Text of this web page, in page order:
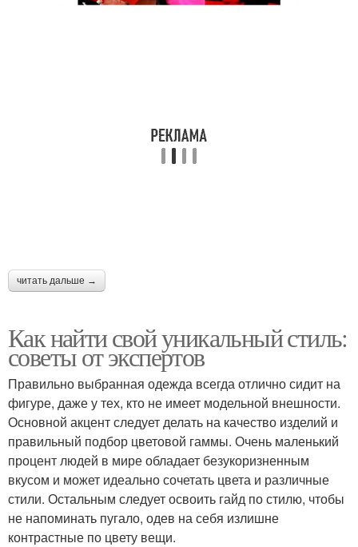
читать дальше →
Как найти свой уникальный стиль:
советы от экспертов
Правильно выбранная одежда всегда отлично сидит на
фигуре, даже у тех, кто не имеет модельной внешности.
Основной акцент следует делать на качество изделий и
правильный подбор цветовой гаммы. Очень маленький
процент людей в мире обладает безукоризненным
вкусом и может идеально сочетать цвета и различные
стили. Остальным следует освоить гайд по стилю, чтобы
не напоминать пугало, одев на себя излишне
контрастные по цвету вещи.